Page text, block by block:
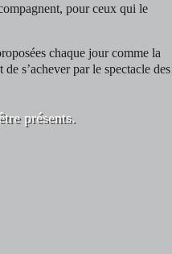
pour ceux qui le
chaque jour comme la
s’achever par le spectacle des
présents.